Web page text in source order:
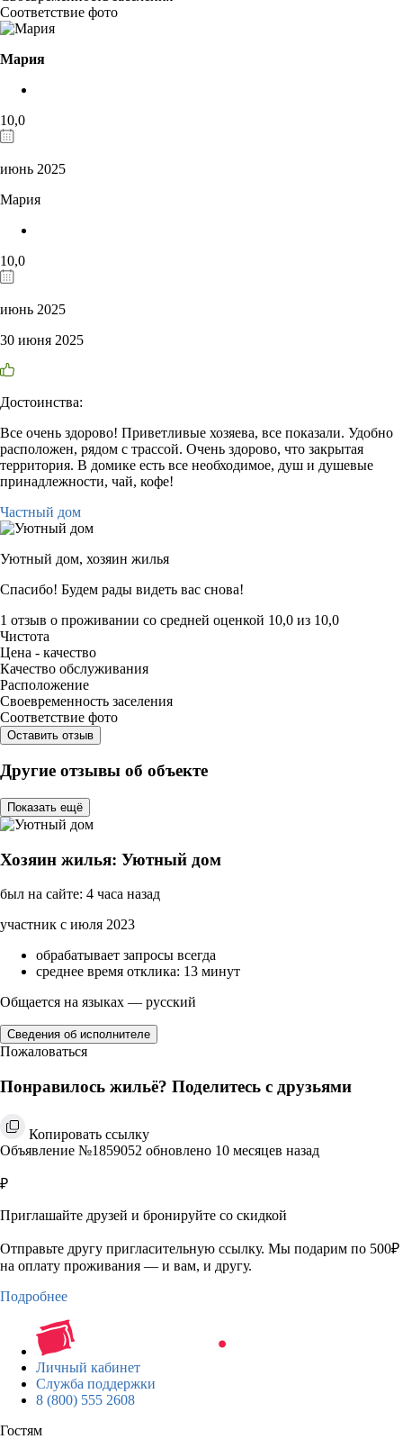
Соответствие фото
Мария
10,0
июнь 2025
Мария
10,0
июнь 2025
30 июня 2025
Достоинства:
Все очень здорово! Приветливые хозяева, все показали. Удобно
расположен, рядом с трассой. Очень здорово, что закрытая
территория. В домике есть все необходимое, душ и душевые
принадлежности, чай, кофе!
Частный дом
Уютный дом, хозяин жилья
Спасибо! Будем рады видеть вас снова!
1 отзыв о проживании со средней оценкой 10,0 из 10,0
Чистота
Цена - качество
Качество обслуживания
Расположение
Своевременность заселения
Соответствие фото
Оставить отзыв
Другие отзывы об объекте
Показать ещё
Хозяин жилья: Уютный дом
был на сайте: 4 часа назад
участник с июля 2023
обрабатывает запросы всегда
среднее время отклика: 13 минут
Общается на языках — русский
Сведения об исполнителе
Пожаловаться
Понравилось жильё? Поделитесь с друзьями
Копировать ссылку
Объявление №1859052 обновлено 10 месяцев назад
₽
Приглашайте друзей и бронируйте со скидкой
Отправьте другу пригласительную ссылку. Мы подарим по 500₽
на оплату проживания — и вам, и другу.
Подробнее
Личный кабинет
Служба поддержки
8 (800) 555 2608
Гостям